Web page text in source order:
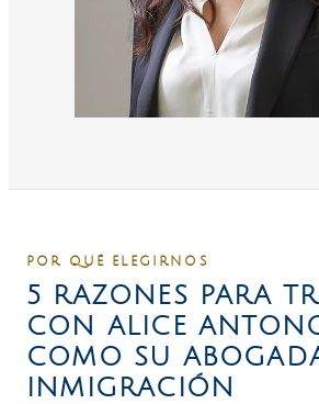
POR QUÉ ELEGIRNOS
5 RAZONES PARA
CON ALICE
COMO SU
INMIGRACIÓN